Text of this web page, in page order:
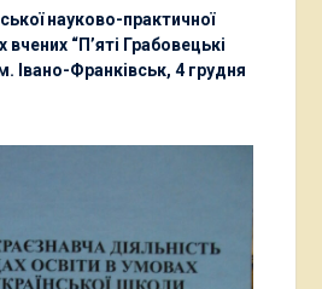
науково-практичної
“П’яті Грабовецькі
Івано-Франківськ, 4 грудня